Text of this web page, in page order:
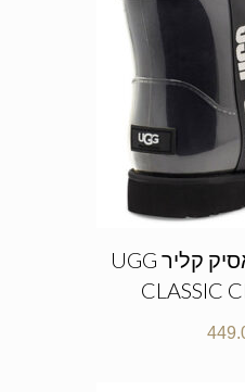
מגפי האגג קלאסיק קליר UGG
CLASSIC